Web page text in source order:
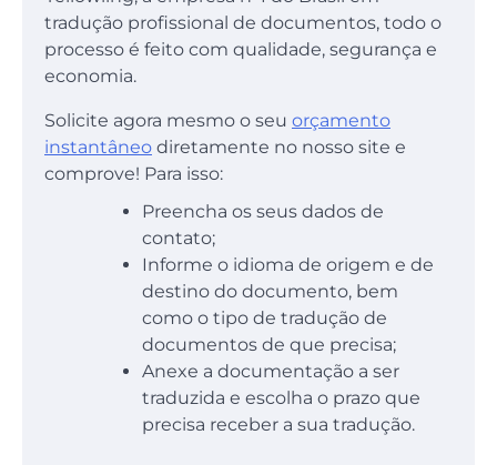
tradução profissional de documentos, todo o
processo é feito com qualidade, segurança e
economia.
Solicite agora mesmo o seu orçamento
instantâneo diretamente no nosso site e
comprove! Para isso:
Preencha os seus dados de
contato;
Informe o idioma de origem e de
destino do documento, bem
como o tipo de tradução de
documentos de que precisa;
Anexe a documentação a ser
traduzida e escolha o prazo que
precisa receber a sua tradução.